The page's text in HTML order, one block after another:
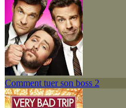
Comment tuer son boss 2